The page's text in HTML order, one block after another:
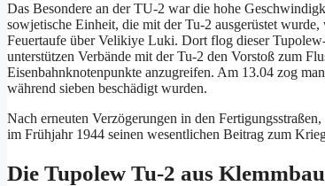
Das Besondere an der TU-2 war die hohe
sowjetische Einheit, die mit der Tu-2 ausgerüstet
Feuertaufe über Velikiye Luki. Dort flog dieser
unterstützen Verbände mit der Tu-2 den Vorstoß zum
Eisenbahnknotenpunkte anzugreifen. Am 13.04 zog
während sieben beschädigt wurden.
Nach erneuten Verzögerungen in den
im Frühjahr 1944 seinen wesentlichen Beitrag zum
Die Tupolew Tu-2 aus